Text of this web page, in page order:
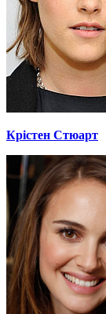
Крістен Стюарт